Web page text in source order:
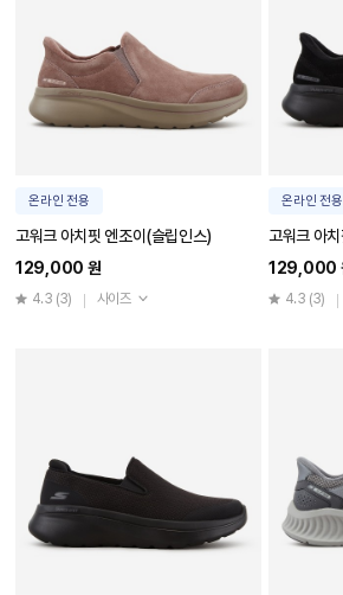
온라인 전용
고워크 아치핏 엔조이(슬립인스)
129,000 원
4.3 (3) 사이즈
온라인 전용
고워크 아
129,000
4.3 (3)